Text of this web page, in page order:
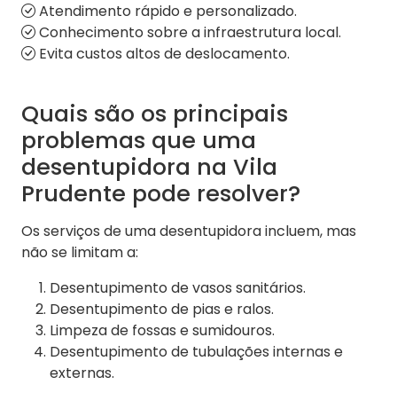
Atendimento rápido e personalizado.
Conhecimento sobre a infraestrutura local.
Evita custos altos de deslocamento.
Quais são os principais
problemas que uma
desentupidora na Vila
Prudente pode resolver?
Os serviços de uma desentupidora incluem, mas
não se limitam a:
Desentupimento de vasos sanitários.
Desentupimento de pias e ralos.
Limpeza de fossas e sumidouros.
Desentupimento de tubulações internas e
externas.